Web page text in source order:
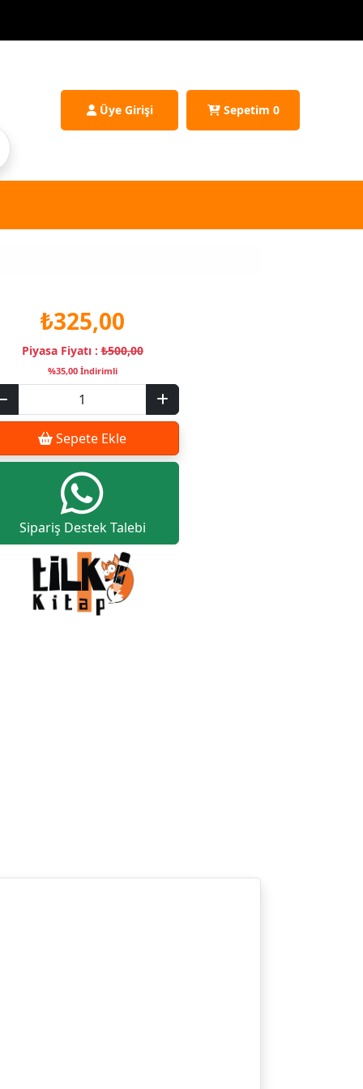
Üye Girişi Sepetim 0
₺325,00
Piyasa Fiyatı :₺500,00
%35,00 İndirimli
Sepete Ekle
Sipariş Destek Talebi